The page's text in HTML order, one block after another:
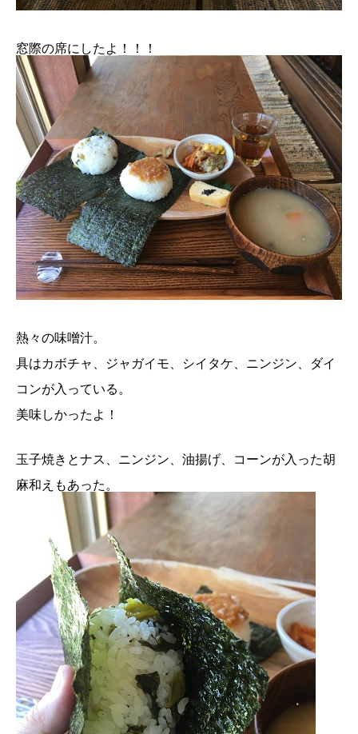
窓際の席にしたよ！！！
熱々の味噌汁。
具はカボチャ、ジャガイモ、シイタケ、ニンジン、ダイ
コンが入っている。
美味しかったよ！
玉子焼きとナス、ニンジン、油揚げ、コーンが入った胡
麻和えもあった。